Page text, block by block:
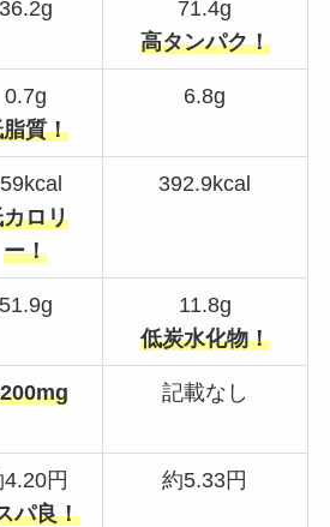
36.2g
71.4g
高タンパク！
0.7g
質！
6.8g
ロリ
ー！
392.9kcal
51.9g
11.8g
低炭水化物！
記載なし
4.20円
パ良！
約5.33円